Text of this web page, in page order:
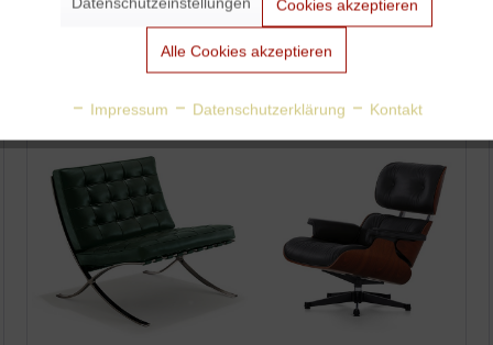
Aktiv
Personalisierung Aktiv
Service Aktiv
Cookies akzeptieren
Alle Cookies akzeptieren
Impressum Datenschutzerklärung Kontakt